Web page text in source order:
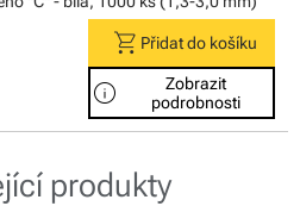
shopping_cart Přidat do košíku
info
Zobrazit
podrobnosti
produkty